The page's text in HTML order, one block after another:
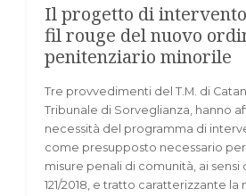
Il progetto di
fil rouge del nuovo
penitenziario minorile
Tre provvedimenti del T.M. di
Tribunale di Sorveglianza, hanno
necessità del programma di
come presupposto necessario per
misure penali di comunità, ai sensi
121/2018, e tratto caratterizzante la